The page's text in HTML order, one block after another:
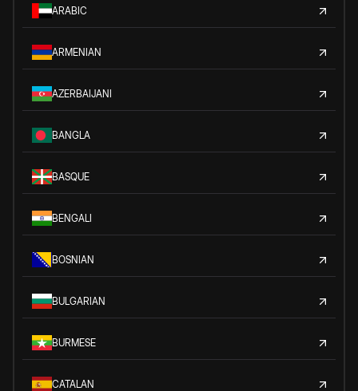
ARABIC
ARMENIAN
AZERBAIJANI
BANGLA
BASQUE
BENGALI
BOSNIAN
BULGARIAN
BURMESE
CATALAN